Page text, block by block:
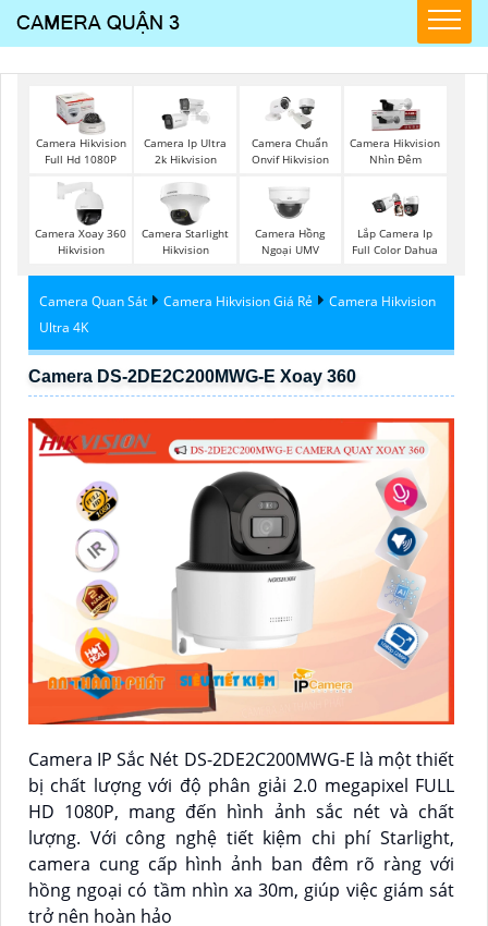
Camera Hikvision
Full Hd 1080P
Camera Ip Ultra
2k Hikvision
Camera Chuẩn
Onvif Hikvision
Camera Hikvision
Nhìn Đêm
Camera Xoay 360
Hikvision
Camera Starlight
Hikvision
Camera Hồng
Ngoại UMV
Lắp Camera Ip
Full Color Dahua
Camera Quan Sát Camera Hikvision Giá Rẻ
Camera Hikvision
Ultra 4K
Camera DS-2DE2C200MWG-E Xoay 360
Camera IP Sắc Nét DS-2DE2C200MWG-E là một thiết
bị chất lượng với độ phân giải 2.0 megapixel FULL
HD 1080P, mang đến hình ảnh sắc nét và chất
lượng. Với công nghệ tiết kiệm chi phí Starlight,
camera cung cấp hình ảnh ban đêm rõ ràng với
hồng ngoại có tầm nhìn xa 30m, giúp việc giám sát
trở nên hoàn hảo